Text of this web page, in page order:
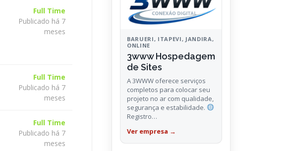
Full Time
Publicado há 7
meses
Full Time
Publicado há 7
meses
Full Time
Publicado há 7
meses
Guia da Cidade
Conheça empresas, comércios
BARUERI, ITAPEVI, JANDIRA,
ONLINE
3www Hospedagem
de Sites
A 3WWW oferece serviços
completos para colocar seu